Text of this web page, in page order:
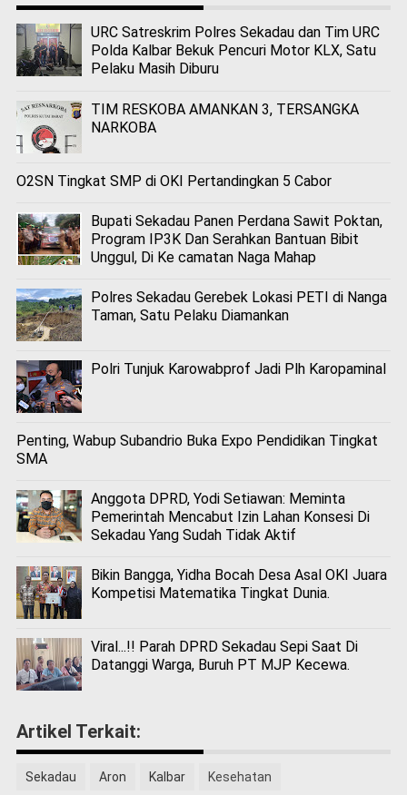
URC Satreskrim Polres Sekadau dan Tim URC
Polda Kalbar Bekuk Pencuri Motor KLX, Satu
Pelaku Masih Diburu
TIM RESKOBA AMANKAN 3, TERSANGKA
NARKOBA
O2SN Tingkat SMP di OKI Pertandingkan 5 Cabor
Bupati Sekadau Panen Perdana Sawit Poktan,
Program IP3K Dan Serahkan Bantuan Bibit
Unggul, Di Ke camatan Naga Mahap
Polres Sekadau Gerebek Lokasi PETI di Nanga
Taman, Satu Pelaku Diamankan
Polri Tunjuk Karowabprof Jadi Plh Karopaminal
Penting, Wabup Subandrio Buka Expo Pendidikan Tingkat
SMA
Anggota DPRD, Yodi Setiawan: Meminta
Pemerintah Mencabut Izin Lahan Konsesi Di
Sekadau Yang Sudah Tidak Aktif
Bikin Bangga, Yidha Bocah Desa Asal OKI Juara
Kompetisi Matematika Tingkat Dunia.
Viral...!! Parah DPRD Sekadau Sepi Saat Di
Datanggi Warga, Buruh PT MJP Kecewa.
Artikel Terkait:
Sekadau Aron Kalbar Kesehatan